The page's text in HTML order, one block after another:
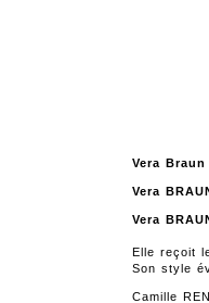
Vera Braun
Vera
Vera
Elle reçoit
Son style
Camille